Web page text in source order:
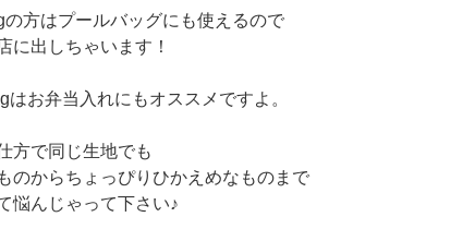
の方はプールバッグにも使えるので
に出しちゃいます！
はお弁当入れにもオススメですよ。
方で同じ生地でも
のからちょっぴりひかえめなものまで
悩んじゃって下さい♪